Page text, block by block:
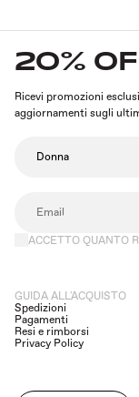
20%
Ricevi promozioni
aggiornamenti sugli
ACCETTO QUANTO
GUIDA ALL'ACQUISTO
Spedizioni
Pagamenti
Resi e rimborsi
Privacy Policy